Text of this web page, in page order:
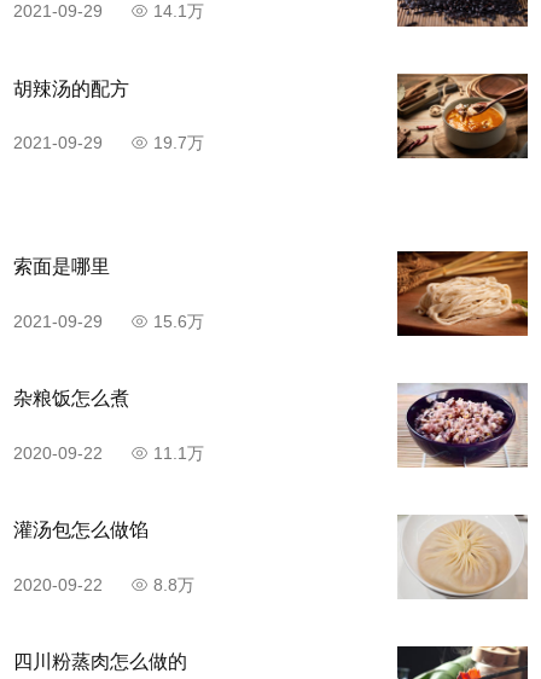
步骤7
另起一锅倒油，烧至7成热。加入姜蒜爆香，再加入干
2021-09-29 14.1万
胡辣汤的配方
2021-09-29 19.7万
索面是哪里
2021-09-29 15.6万
杂粮饭怎么煮
2020-09-22 11.1万
灌汤包怎么做馅
2020-09-22 8.8万
四川粉蒸肉怎么做的